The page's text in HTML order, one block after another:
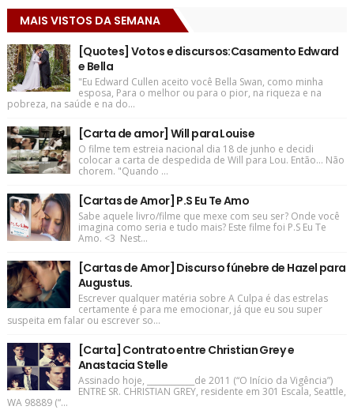
MAIS VISTOS DA SEMANA
[Quotes] Votos e discursos:Casamento Edward
e Bella
"Eu Edward Cullen aceito você Bella Swan, como minha
esposa, Para o melhor ou para o pior, na riqueza e na
pobreza, na saúde e na do...
[Carta de amor] Will para Louise
O filme tem estreia nacional dia 18 de junho e decidi
colocar a carta de despedida de Will para Lou. Então... Não
chorem. "Quando ...
[Cartas de Amor] P.S Eu Te Amo
Sabe aquele livro/filme que mexe com seu ser? Onde você
imagina como seria e tudo mais? Este filme foi P.S Eu Te
Amo. <3 Nest...
[Cartas de Amor] Discurso fúnebre de Hazel para
Augustus.
Escrever qualquer matéria sobre A Culpa é das estrelas
certamente é para me emocionar, já que eu sou super
suspeita em falar ou escrever so...
[Carta] Contrato entre Christian Grey e
Anastacia Stelle
Assinado hoje, ____________de 2011 (“O Início da Vigência”)
ENTRE SR. CHRISTIAN GREY, residente em 301 Escala, Seattle,
WA 98889 (“...